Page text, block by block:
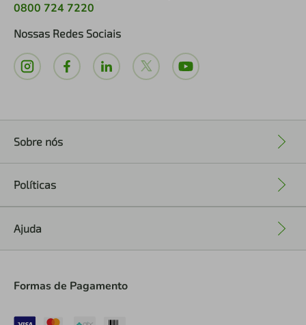
0800 724 7220
Nossas Redes Sociais
Sobre nós
Políticas
Ajuda
Formas de Pagamento